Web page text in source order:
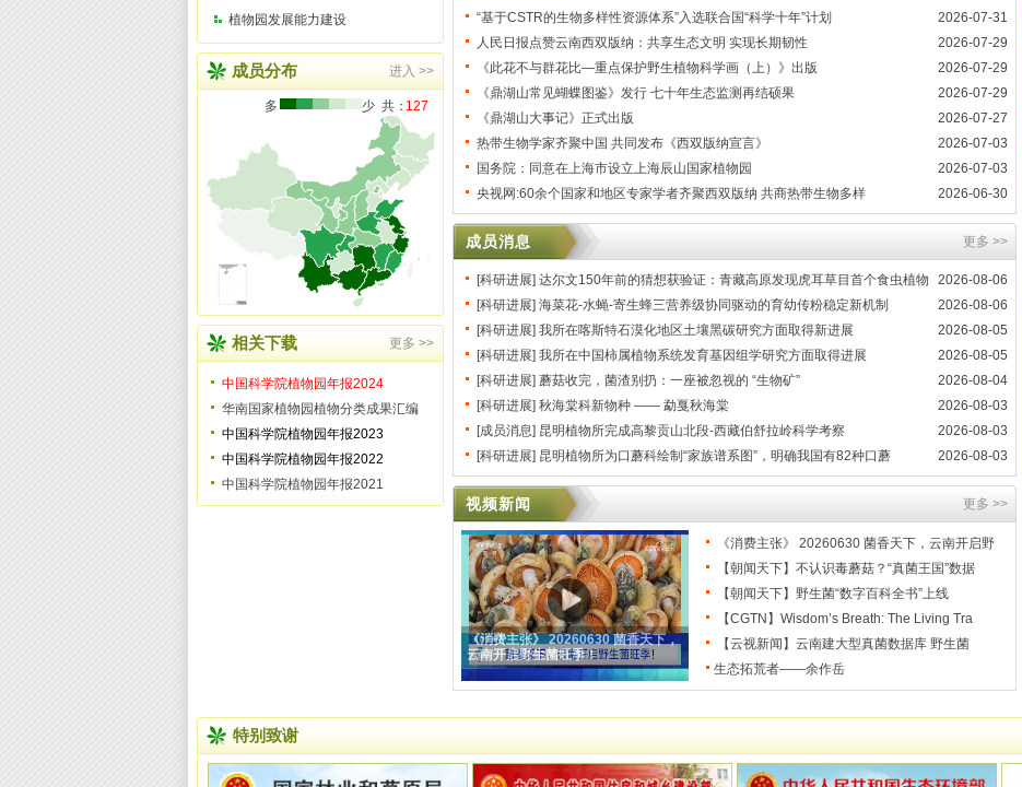
植物园发展能力建设
成员分布 进入 >>
多 少 共：127
相关下载 更多 >>
中国科学院植物园年报2024
华南国家植物园植物分类成果汇编
中国科学院植物园年报2023
中国科学院植物园年报2022
中国科学院植物园年报2021
“基于CSTR的生物多样性资源体系”入选联合国“科学十年”计划
2026-07-31
人民日报点赞云南西双版纳：‍共享生态文明 实现长期韧性
2026-07-29
《此花不与群花比—重点保护野生植物科学画（上）》出版
2026-07-29
《鼎湖山常见蝴蝶图鉴》发行 七十年生态监测再结硕果
2026-07-29
《鼎湖山大事记》正式出版
2026-07-27
热带生物学家齐聚中国 共同发布《西双版纳宣言》
2026-07-03
国务院：同意在上海市设立上海辰山国家植物园
2026-07-03
央视网:60余个国家和地区专家学者齐聚西双版纳 共商热带生物多样
2026-06-30
成员消息 更多 >>
[科研进展] 达尔文150年前的猜想获验证：青藏高原发现虎耳草目首个食虫植物
2026-08-06
[科研进展] 海菜花-水蝇-寄生蜂三营养级协同驱动的育幼传粉稳定新机制
2026-08-06
[科研进展] 我所在喀斯特石漠化地区土壤黑碳研究方面取得新进展
2026-08-05
[科研进展] 我所在中国柿属植物系统发育基因组学研究方面取得进展
2026-08-05
[科研进展] 蘑菇收完，菌渣别扔：一座被忽视的 “生物矿”
2026-08-04
[科研进展] 秋海棠科新物种 —— 勐戛秋海棠
2026-08-03
[成员消息] 昆明植物所完成高黎贡山北段-西藏伯舒拉岭科学考察
2026-08-03
[科研进展] 昆明植物所为口蘑科绘制“家族谱系图”，明确我国有82种口蘑
2026-08-03
视频新闻 更多 >>
《消费主张》 20260630 菌香天下，
云南开启野生菌旺季！
《消费主张》 20260630 菌香天下，云南开启野
【朝闻天下】不认识毒蘑菇？“真菌王国”数据
【朝闻天下】野生菌“数字百科全书”上线
【CGTN】Wisdom’s Breath: The Living Tra
【云视新闻】云南建大型真菌数据库 野生菌
​生态拓荒者——余作岳
特别致谢